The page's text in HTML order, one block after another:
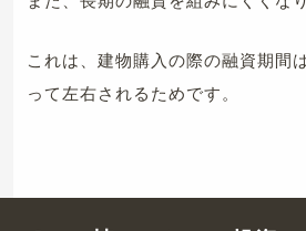
これは、建物購入の際の融資期間
って左右されるためです。